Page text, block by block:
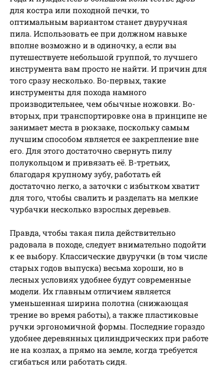
для костра или походной печки, то
оптимальным вариантом станет двуручная
пила. Использовать ее при должном навыке
вполне возможно и в одиночку, а если вы
путешествуете небольшой группой, то лучшего
инструмента вам просто не найти. И причин для
того сразу несколько. Во-первых, такие
инструменты для похода намного
производительнее, чем обычные ножовки. Во-
вторых, при транспортировке она в принципе не
занимает места в рюкзаке, поскольку самым
лучшим способом является ее закрепление вне
его. Для этого достаточно свернуть пилу
полукольцом и привязать её. В-третьих,
благодаря крупному зубу, работать ей
достаточно легко, а заточки с избытком хватит
для того, чтобы свалить и разделать на мелкие
чурбачки несколько взрослых деревьев.
Правда, чтобы такая пила действительно
радовала в походе, следует внимательно подойти
к ее выбору. Классические двуручки (в том числе
старых годов выпуска) весьма хороши, но в
лесных условиях удобнее будут современные
модели. Их главным отличием является
уменьшенная ширина полотна (снижающая
трение во время работы), а также пластиковые
ручки эргономичной формы. Последние гораздо
удобнее деревянных цилиндрических при работе
не на козлах, а прямо на земле, когда требуется
сгибаться или работать сидя.